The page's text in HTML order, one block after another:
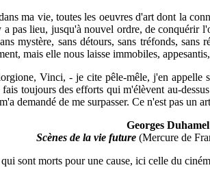
ma vie, toutes les oeuvres d'art dont la
pas lieu, jusqu'à nouvel ordre, de
mystère, sans détours, sans tréfonds,
mais elle nous laisse immobiles,
Vinci, - je cite pêle-mêle, j'en
toujours des efforts qui m'élèvent au-
demandé de me surpasser. Ce n'est pas un
Georges Duhamel
Scènes de la vie future (Mercure de
sont morts pour une cause, ici celle du